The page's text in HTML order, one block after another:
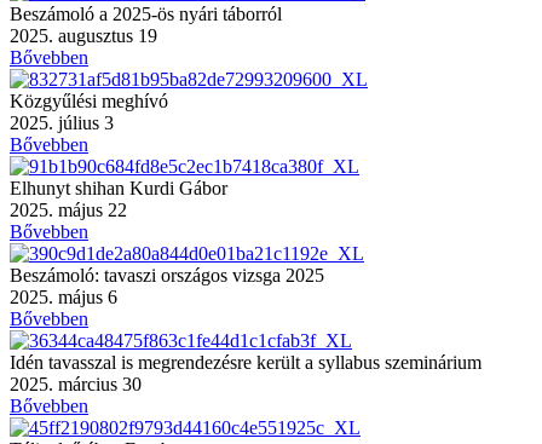
Beszámoló a 2025-ös nyári táborról
2025. augusztus 19
Bővebben
Közgyűlési meghívó
2025. július 3
Bővebben
Elhunyt shihan Kurdi Gábor
2025. május 22
Bővebben
Beszámoló: tavaszi országos vizsga 2025
2025. május 6
Bővebben
Idén tavasszal is megrendezésre került a syllabus szeminárium
2025. március 30
Bővebben